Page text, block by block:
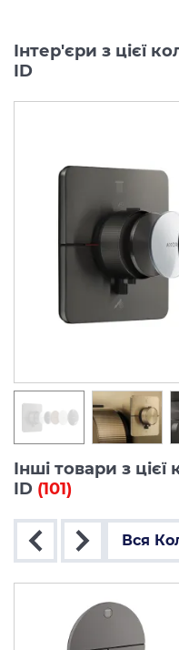
Інтер'єри з цієї
ID
Інші товари з цієї
ID (101)
Вся